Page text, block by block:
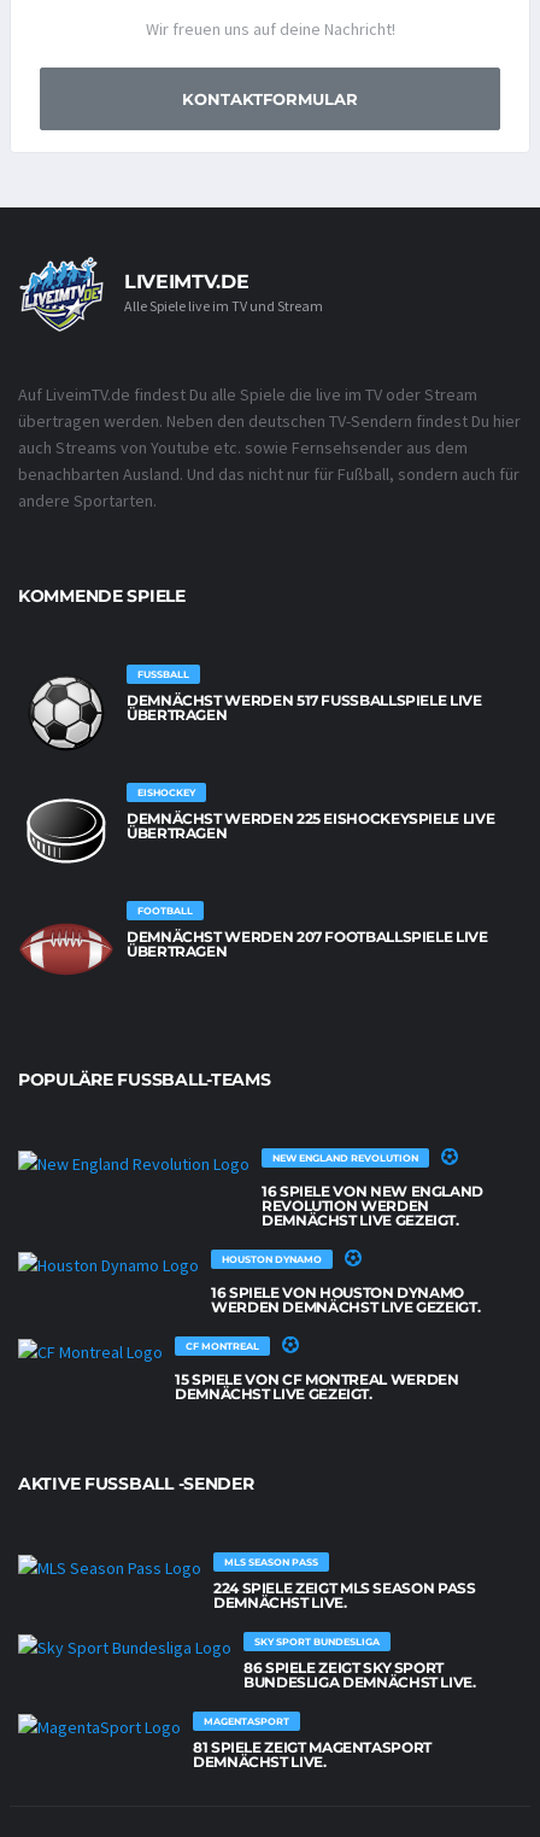
Wir freuen uns auf deine Nachricht!
KONTAKTFORMULAR
LIVEIMTV.DE
Alle Spiele live im TV und Stream
Auf LiveimTV.de findest Du alle Spiele die live im TV oder Stream
übertragen werden. Neben den deutschen TV-Sendern findest Du hier
auch Streams von Youtube etc. sowie Fernsehsender aus dem
benachbarten Ausland. Und das nicht nur für Fußball, sondern auch für
andere Sportarten.
KOMMENDE SPIELE
FUSSBALL
DEMNÄCHST WERDEN 517 FUSSBALLSPIELE LIVE Ü
BERTRAGEN
EISHOCKEY
DEMNÄCHST WERDEN 225 EISHOCKEYSPIELE LIVE
ÜBERTRAGEN
FOOTBALL
DEMNÄCHST WERDEN 207 FOOTBALLSPIELE LIVE
ÜBERTRAGEN
POPULÄRE FUSSBALL-TEAMS
NEW ENGLAND REVOLUTION
16 SPIELE VON NEW ENGLAND
REVOLUTION WERDEN
DEMNÄCHST LIVE GEZEIGT.
HOUSTON DYNAMO
16 SPIELE VON HOUSTON DYNAMO
WERDEN DEMNÄCHST LIVE GEZEIGT.
CF MONTREAL
15 SPIELE VON CF MONTREAL WERDEN
DEMNÄCHST LIVE GEZEIGT.
AKTIVE FUSSBALL -SENDER
MLS SEASON PASS
224 SPIELE ZEIGT MLS SEASON PASS
DEMNÄCHST LIVE.
SKY SPORT BUNDESLIGA
86 SPIELE ZEIGT SKY SPORT
BUNDESLIGA DEMNÄCHST LIVE.
MAGENTASPORT
81 SPIELE ZEIGT MAGENTASPORT
DEMNÄCHST LIVE.